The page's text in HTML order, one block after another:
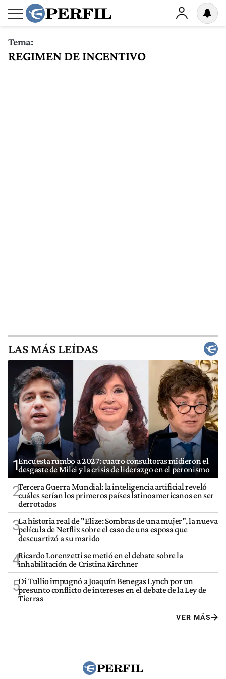
Tema:
REGIMEN DE INCENTIVO
LAS MÁS LEÍDAS
1Encuesta rumbo a 2027: cuatro consultoras midieron el
desgaste de Milei y la crisis de liderazgo en el peronismo
2Tercera Guerra Mundial: la inteligencia artificial reveló
cuáles serían los primeros países latinoamericanos en ser
derrotados
3La historia real de "Elize: Sombras de una mujer", la nueva
película de Netflix sobre el caso de una esposa que
descuartizó a su marido
4Ricardo Lorenzetti se metió en el debate sobre la
inhabilitación de Cristina Kirchner
5Di Tullio impugnó a Joaquín Benegas Lynch por un
presunto conflicto de intereses en el debate de la Ley de
Tierras
VER MÁS